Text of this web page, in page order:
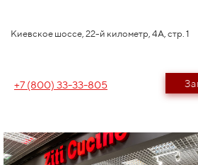
Киевское шоссе, 22-й километр, 4А, стр. 1
+7 (800) 33-33-805